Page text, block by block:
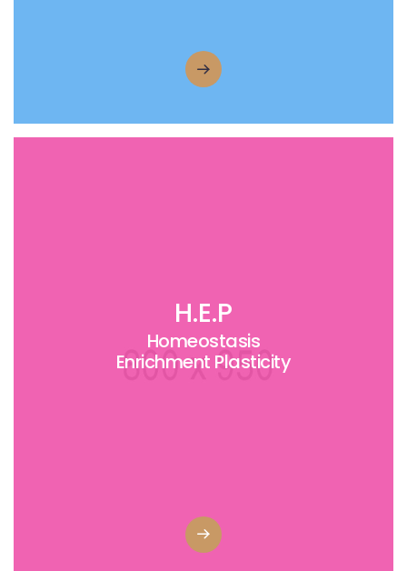
H.E.P
Homeostasis
Enrichment Plasticity